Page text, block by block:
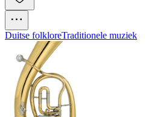
Duitse folkloreTraditionele muziek